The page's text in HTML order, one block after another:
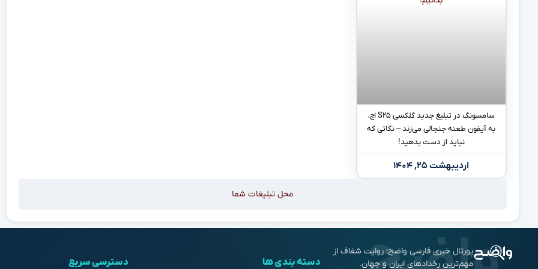
سامسونگ در تبلیغ جدید گلکسی S۲۵ اج،
به آیفون طعنه جنجالی می‌زند – نکاتی که
نباید از دست بدهید!
اردیبهشت ۲۵, ۱۴۰۴
محل تبلیغات شما
پورتال خبری فارسی واضح؛ روایت شفاف از
مهم‌ترین رخدادهای ایران و جهان.
دسته بندی ها دسترسی سریع